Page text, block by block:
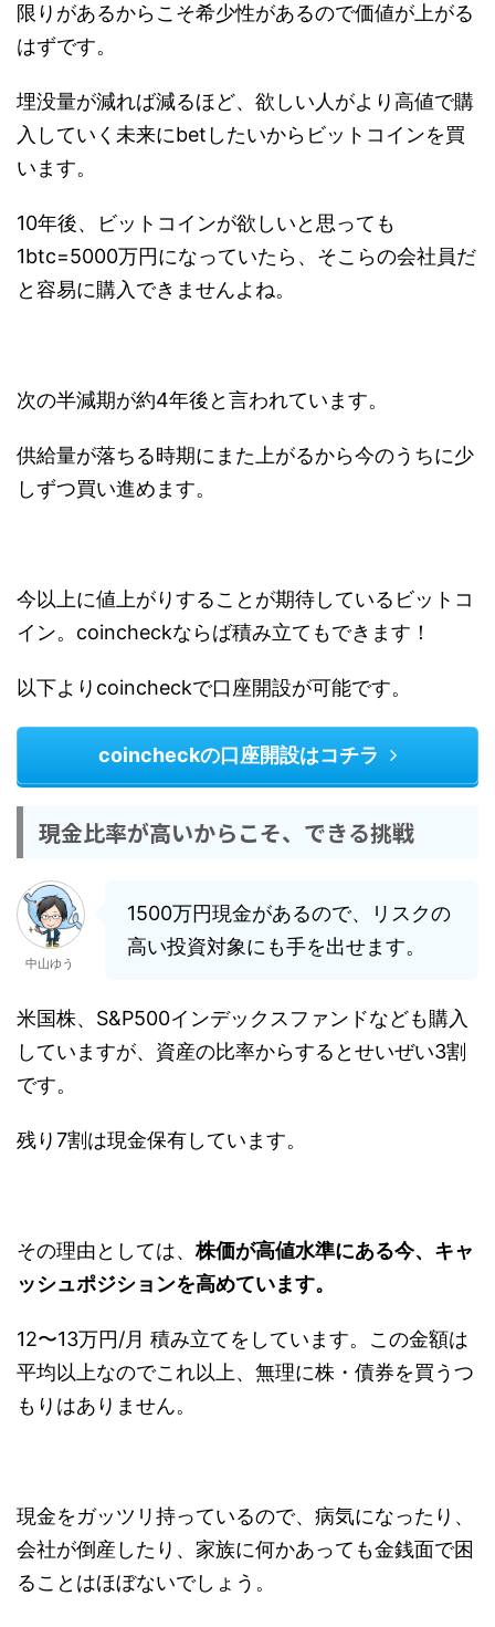
限りがあるからこそ希少性があるので価値が上がる
はずです。
埋没量が減れば減るほど、欲しい人がより高値で購
入していく未来にbetしたいからビットコインを買
います。
10年後、ビットコインが欲しいと思っても
1btc=5000万円になっていたら、そこらの会社員だ
と容易に購入できませんよね。
次の半減期が約4年後と言われています。
供給量が落ちる時期にまた上がるから今のうちに少
しずつ買い進めます。
今以上に値上がりすることが期待しているビットコ
イン。coincheckならば積み立てもできます！
以下よりcoincheckで口座開設が可能です。
coincheckの口座開設はコチラ
現金比率が高いからこそ、できる挑戦
中山ゆう
1500万円現金があるので、リスクの
高い投資対象にも手を出せます。
米国株、S&P500インデックスファンドなども購入
していますが、資産の比率からするとせいぜい3割
です。
残り7割は現金保有しています。
その理由としては、株価が高値水準にある今、キャ
ッシュポジションを高めています。
12〜13万円/月 積み立てをしています。この金額は
平均以上なのでこれ以上、無理に株・債券を買うつ
もりはありません。
現金をガッツリ持っているので、病気になったり、
会社が倒産したり、家族に何かあっても金銭面で困
ることはほぼないでしょう。